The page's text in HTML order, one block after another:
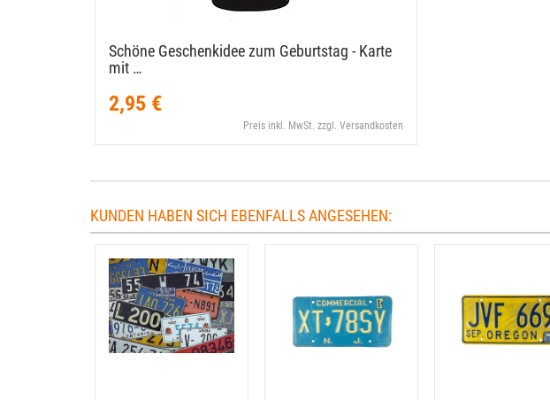
Schöne Geschenkidee zum Geburtstag - Karte
mit …
2,95 €
Preis inkl. MwSt. zzgl. Versandkosten
KUNDEN HABEN SICH EBENFALLS ANGESEHEN: